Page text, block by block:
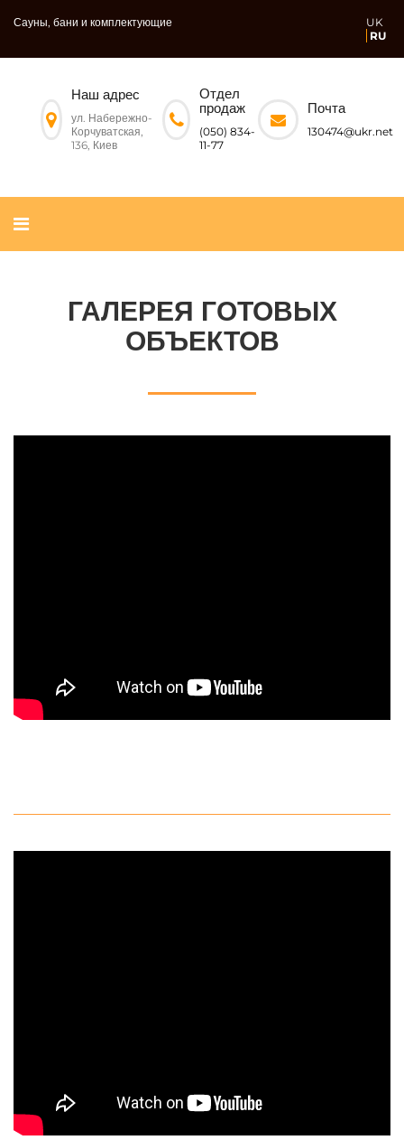
Сауны, бани и комплектующие
UK
RU
Наш адрес
ул. Набережно-
Корчуватская,
136, Киев
Отдел
продаж
(050) 834-
11-77
Почта
130474@ukr.net
ГАЛЕРЕЯ ГОТОВЫХ
ОБЪЕКТОВ